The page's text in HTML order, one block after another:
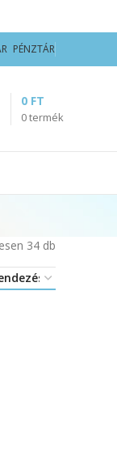
PÉNZTÁR
0termék
0 FT
34 db